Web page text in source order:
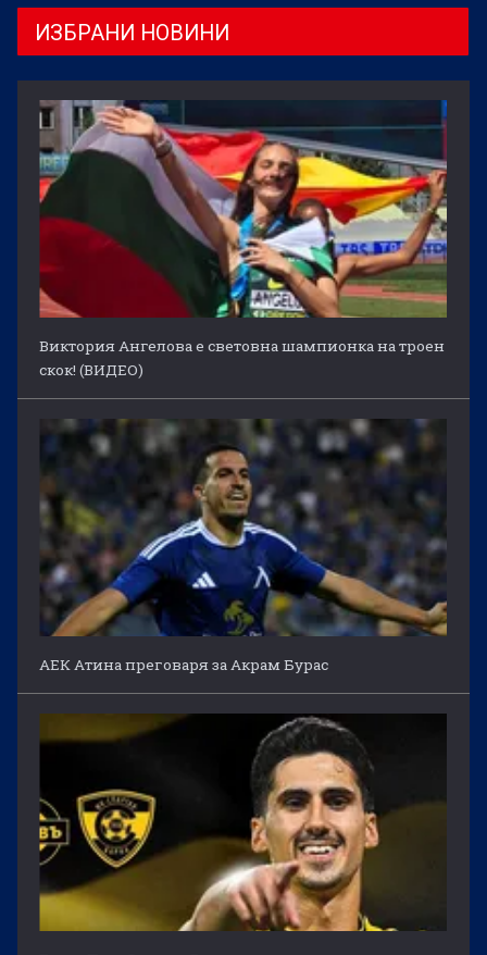
ИЗБРАНИ НОВИНИ
Виктория Ангелова е световна шампионка на троен
скок! (ВИДЕО)
АЕК Атина преговаря за Акрам Бурас